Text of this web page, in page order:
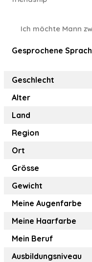
Ich möchte Mann
Gesprochene
Geschlecht
Alter
Land
Region
Ort
Grösse
Gewicht
Meine Augenfarbe
Meine Haarfarbe
Mein Beruf
Ausbildungsniveau